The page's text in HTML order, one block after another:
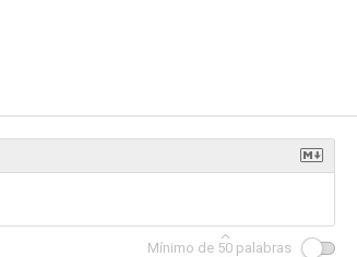
Mínimo de 50 palabras